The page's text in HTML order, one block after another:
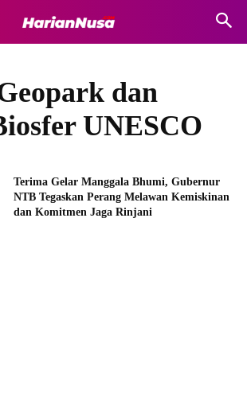
dan
UNESCO
Terima Gelar Manggala Bhumi, Gubernur
NTB Tegaskan Perang Melawan Kemiskinan
dan Komitmen Jaga Rinjani